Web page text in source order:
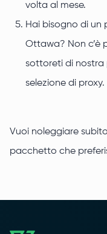
volta al mese.
Hai bisogno di un
Ottawa? Non c’è
sottoreti di nostra
selezione di proxy.
Vuoi noleggiare
pacchetto che